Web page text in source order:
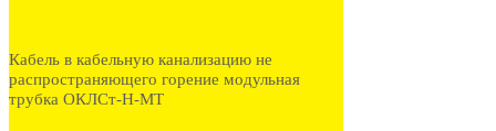
Кабель в кабельную канализацию не
распространяющего горение модульная
трубка ОКЛСт-Н-МТ